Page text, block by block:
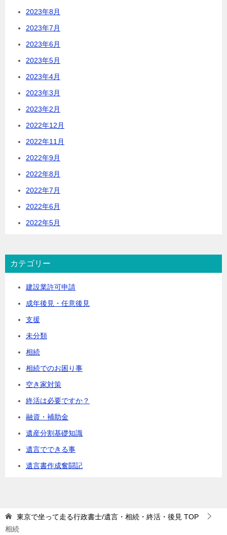
2023年8月
2023年7月
2023年6月
2023年5月
2023年4月
2023年3月
2023年2月
2022年12月
2022年11月
2022年9月
2022年8月
2022年7月
2022年6月
2022年5月
カテゴリー
建設業許可申請
成年後見・任意後見
支援
未分類
相続
相続でのお困り事
空き家対策
終活は必要ですか？
融資・補助金
遺産分割基礎知識
遺言でできる事
遺言書作成奮闘記
東京で坐って走る行政書士/遺言・相続・終活・後見 TOP
相続